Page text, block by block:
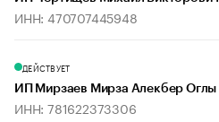
ИНН: 470707445948
ДЕЙСТВУЕТ
ИП Мирзаев Мирза Алекбер Оглы
ИНН: 781622373306